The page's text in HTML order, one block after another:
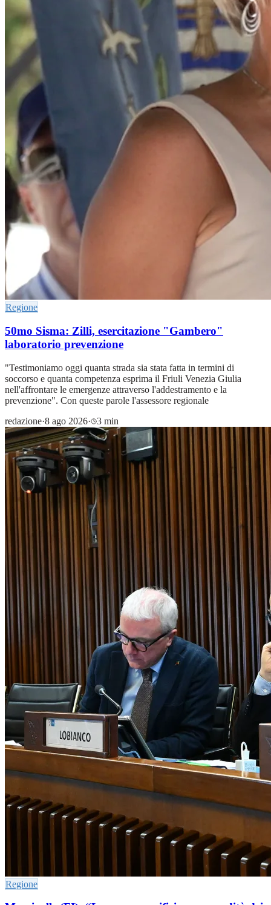
Regione
50mo Sisma: Zilli, esercitazione "Gambero"
laboratorio prevenzione
"Testimoniamo oggi quanta strada sia stata fatta in termini di
soccorso e quanta competenza esprima il Friuli Venezia Giulia
nell'affrontare le emergenze attraverso l'addestramento e la
prevenzione". Con queste parole l'assessore regionale
redazione·8 ago 2026· 3 min
Regione